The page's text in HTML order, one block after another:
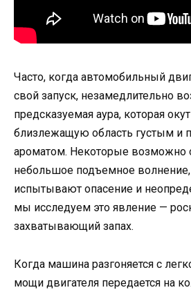
Часто, когда автомобильный
свой запуск, незамедлительно
предсказуемая аура, которая
близлежащую область густым и
ароматом. Некоторые
небольшое подъемное
испытывают опасение и
мы исследуем это явление —
захватывающий запах.
Когда машина разгоняется с
мощи двигателя передается на